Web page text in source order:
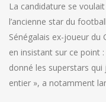
La candidature se
l’ancienne star du
Sénégalais ex-joueur du
en insistant sur ce point
donné les superstars
entier », a notamment